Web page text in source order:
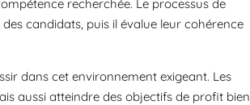
recherchée. Le processus de
candidats, puis il évalue leur cohérence
dans cet environnement exigeant. Les
aussi atteindre des objectifs de profit bien